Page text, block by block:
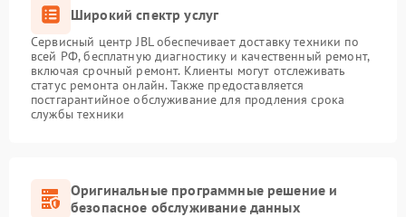
Широкий спектр услуг
Сервисный центр JBL обеспечивает доставку техники по
всей РФ, бесплатную диагностику и качественный ремонт,
включая срочный ремонт. Клиенты могут отслеживать
статус ремонта онлайн. Также предоставляется
постгарантийное обслуживание для продления срока
службы техники
Оригинальные программные решение и
безопасное обслуживание данных